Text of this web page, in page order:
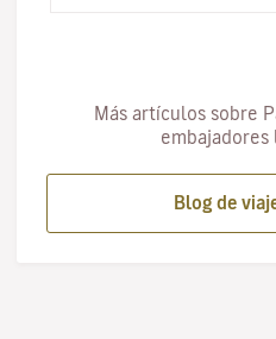
Más artículos sobre
embajadores
Blog de